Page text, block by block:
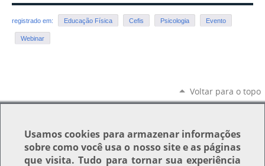
registrado em: Educação Física Cefis Psicologia Evento
Webinar
Voltar para o topo
Usamoscookies para armazenar informações
sobre como você usa o nosso site e as páginas
que visita. Tudo para tornar sua experiência